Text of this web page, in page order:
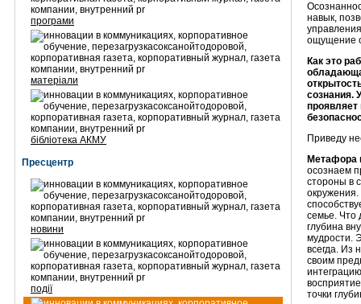
програми
матеріали
бібліотека АКМУ
Пресцентр
новини
події
навык,
ощущение
Как это
сознания.
проявляет
Приведу
Метафора
осознаем
стороны в
окружения.
семье. Что
глубина
мудрости.
всегда. Из
своим
точки